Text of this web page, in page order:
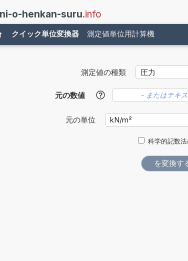
o-henkan-suru.info
クイック単位変換器 測定値単位用計算機
測定値の種類
元の数値 ?
元の単位
科学的記数